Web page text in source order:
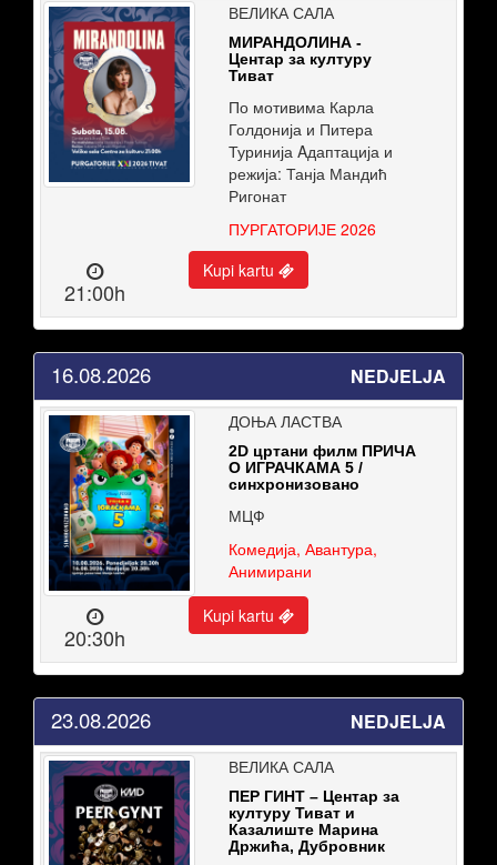
ВЕЛИКА САЛА
МИРАНДОЛИНА -
Центар за културу
Тиват
По мотивима Карла
Голдонија и Питера
Туринија Aдаптација и
режија: Танја Мандић
Ригонат
ПУРГАТОРИЈЕ 2026
21:00h
Kupi kartu
16.08.2026 NEDJELJA
ДОЊА ЛАСТВА
2D цртани филм ПРИЧА
О ИГРАЧКАМА 5 /
синхронизовано
МЦФ
Комедија, Авантура,
Анимирани
20:30h
Kupi kartu
23.08.2026 NEDJELJA
ВЕЛИКА САЛА
ПЕР ГИНТ – Центар за
културу Тиват и
Казалиште Марина
Држића, Дубровник